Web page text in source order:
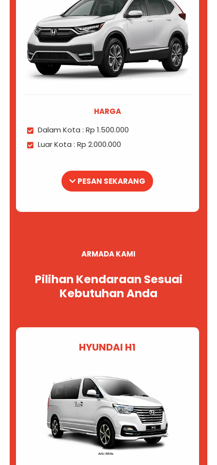
HARGA
Dalam Kota : Rp 1.500.000
Luar Kota : Rp 2.000.000
PESAN SEKARANG
ARMADA KAMI
Pilihan Kendaraan Sesuai
Kebutuhan Anda
HYUNDAI H1